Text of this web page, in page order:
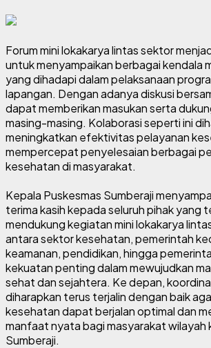
Forum mini lokakarya lintas sektor
untuk menyampaikan berbagai kendala
yang dihadapi dalam pelaksanaan
lapangan. Dengan adanya diskusi
dapat memberikan masukan serta
masing-masing. Kolaborasi seperti ini
meningkatkan efektivitas pelayanan
mempercepat penyelesaian berbagai
kesehatan di masyarakat.
Kepala Puskesmas Sumberaji
terima kasih kepada seluruh pihak yang
mendukung kegiatan mini lokakarya
antara sektor kesehatan, pemerintah
keamanan, pendidikan, hingga
kekuatan penting dalam mewujudkan
sehat dan sejahtera. Ke depan,
diharapkan terus terjalin dengan baik
kesehatan dapat berjalan optimal dan
manfaat nyata bagi masyarakat wilayah
Sumberaji.